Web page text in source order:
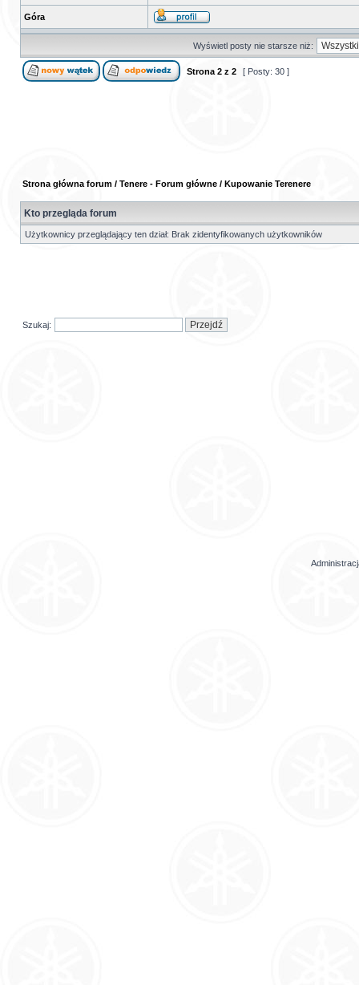
Góra
Wyświetl posty nie starsze niż:
Strona 2 z 2 [ Posty: 30 ]
Strona główna forum / Tenere - Forum główne / Kupowanie Terenere
Kto przegląda forum
Użytkownicy przeglądający ten dział: Brak zidentyfikowanych użytkowników
Szukaj: